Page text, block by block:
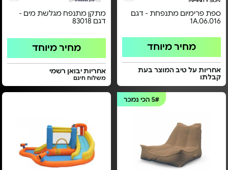
ספת פרימיום מתנפחת - דגם
1A.06.016
מחיר מיוחד
אחריות על טיב המוצר בעת
קבלתו
מתקן מתנפח מגלשת מים -
דגם 83018
מחיר מיוחד
אחריות יבואן רשמי
משלוח חינם
5# הכי נמכר